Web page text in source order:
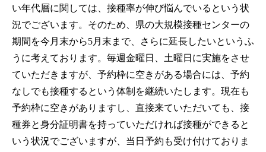
い年代層に関しては、接種率が伸び悩んでいるという状
況でございます。そのため、県の大規模接種センターの
期間を今月末から5月末まで、さらに延長したいというふ
うに考えております。毎週金曜日、土曜日に実施をさせ
ていただきますが、予約枠に空きがある場合には、予約
なしでも接種するという体制を継続いたします。現在も
予約枠に空きがありますし、直接来ていただいても、接
種券と身分証明書を持っていただければ接種ができると
いう状況でございますが、当日予約も受け付けておりま